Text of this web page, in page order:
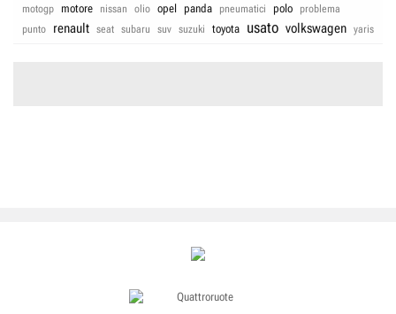
motogp
motore nissan olio opel panda pneumatici polo
problema
punto
renault seat subaru suv suzuki toyota usato volkswagen yaris